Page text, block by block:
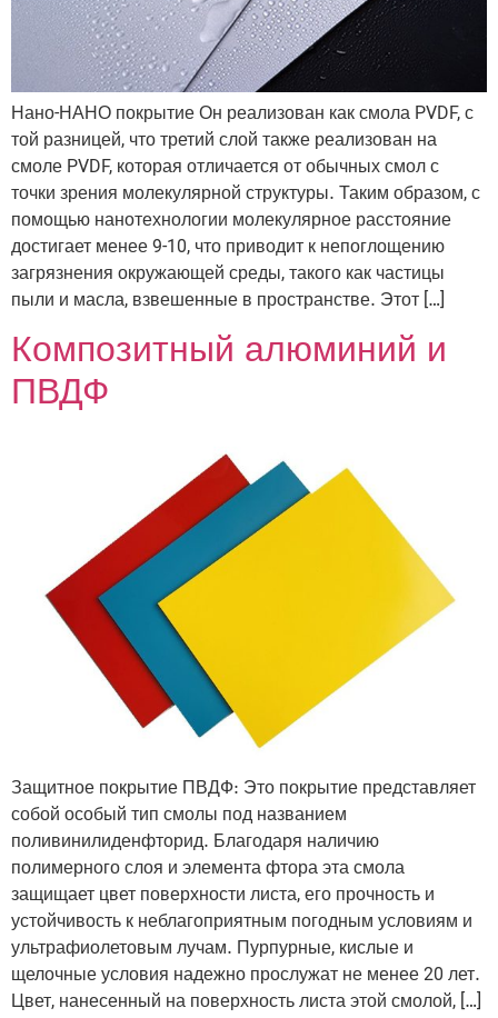
Нано-НАНО покрытие Он реализован как смола PVDF, с
той разницей, что третий слой также реализован на
смоле PVDF, которая отличается от обычных смол с
точки зрения молекулярной структуры. Таким образом, с
помощью нанотехнологии молекулярное расстояние
достигает менее 9-10, что приводит к непоглощению
загрязнения окружающей среды, такого как частицы
пыли и масла, взвешенные в пространстве. Этот […]
Композитный алюминий и
ПВДФ
Защитное покрытие ПВДФ: Это покрытие представляет
собой особый тип смолы под названием
поливинилиденфторид. Благодаря наличию
полимерного слоя и элемента фтора эта смола
защищает цвет поверхности листа, его прочность и
устойчивость к неблагоприятным погодным условиям и
ультрафиолетовым лучам. Пурпурные, кислые и
щелочные условия надежно прослужат не менее 20 лет.
Цвет, нанесенный на поверхность листа этой смолой, […]